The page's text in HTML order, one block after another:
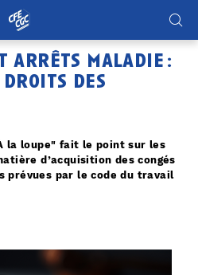
arrêts maladie :
des
la loupe" fait le point sur les
d’acquisition des congés
prévues par le code du travail